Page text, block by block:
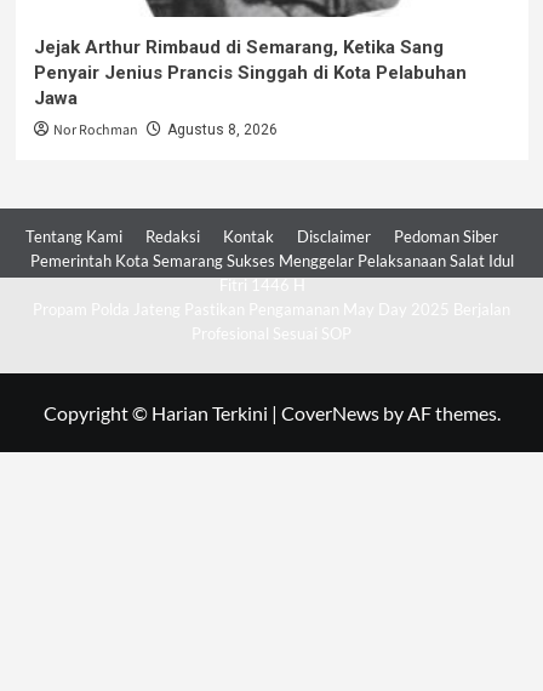
Jejak Arthur Rimbaud di Semarang, Ketika Sang
Penyair Jenius Prancis Singgah di Kota Pelabuhan
Jawa
Nor Rochman Agustus 8, 2026
Tentang Kami Redaksi Kontak Disclaimer
Pedoman Siber
Pemerintah Kota Semarang Sukses Menggelar Pelaksanaan Salat Idul
Copyright © Harian Terkini | CoverNewsby AF themes.